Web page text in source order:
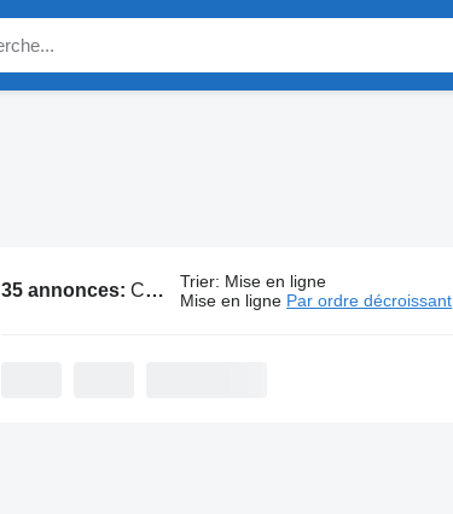
35 annonces: Conteneurs CIMC Trier: Mise en ligne
Mise en ligne Par ordre décroissant